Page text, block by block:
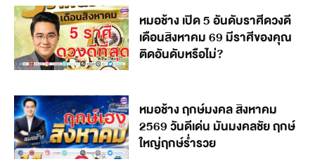
หมอช้าง เปิด 5 อันดับราศีดวงดี
เดือนสิงหาคม 69 มีราศีของคุณ
ติดอันดับหรือไม่?
หมอช้าง ฤกษ์มงคล สิงหาคม
2569 วันดีเด่น มันมงคลชัย ฤกษ์
ใหญ่ฤกษ์ร่ำรวย